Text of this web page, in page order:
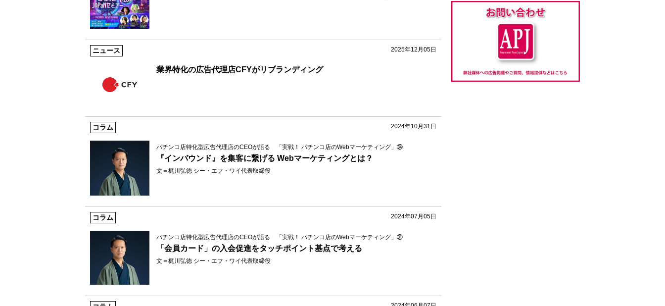
2025年12月05日
ニュース
業界特化の広告代理店CFYがリブランディング
2024年10月31日
コラム
パチンコ店特化型広告代理店のCEOが語る 「実戦！ パチンコ店のWebマーケティング」㉞
『インバウンド』を集客に繋げる Webマーケティングとは？
文＝梶川弘徳 シー・エフ・ワイ代表取締役
2024年07月05日
コラム
パチンコ店特化型広告代理店のCEOが語る 「実戦！ パチンコ店のWebマーケティング」㉛
「会員カード」の入会促進をタッチポイント基点で考える
文＝梶川弘徳 シー・エフ・ワイ代表取締役